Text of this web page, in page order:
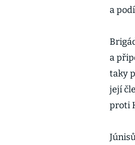
a
a
taky
její
proti